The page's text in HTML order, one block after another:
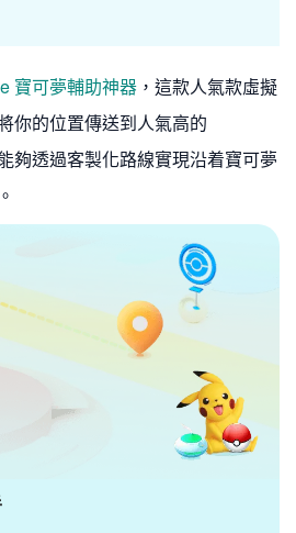
寶可夢輔助神器 ，這款人氣款虛擬
你的位置傳送到人氣高的
夠透過客製化路線實現沿着寶可夢